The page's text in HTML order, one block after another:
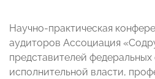
Научно-практическая
аудиторов Ассоциация
представителей федеральных
исполнительной власти,